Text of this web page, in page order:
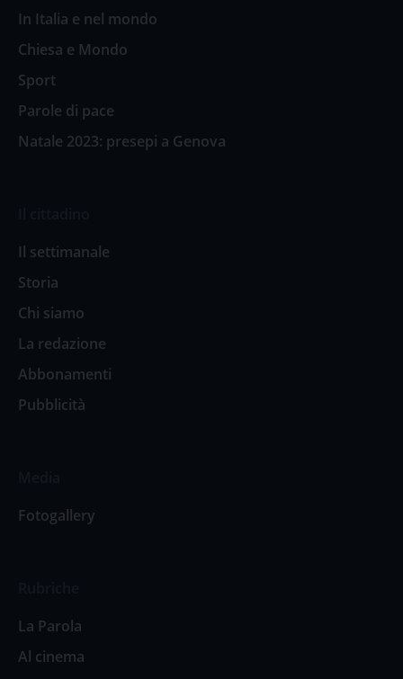
In Italia e nel mondo
Chiesa e Mondo
Sport
Parole di pace
Natale 2023: presepi a Genova
Il settimanale
Storia
Chi siamo
La redazione
Abbonamenti
Pubblicità
Fotogallery
La Parola
Al cinema